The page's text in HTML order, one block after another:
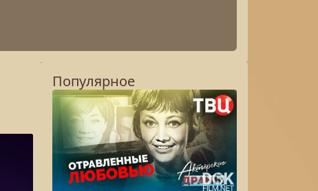
Популярное